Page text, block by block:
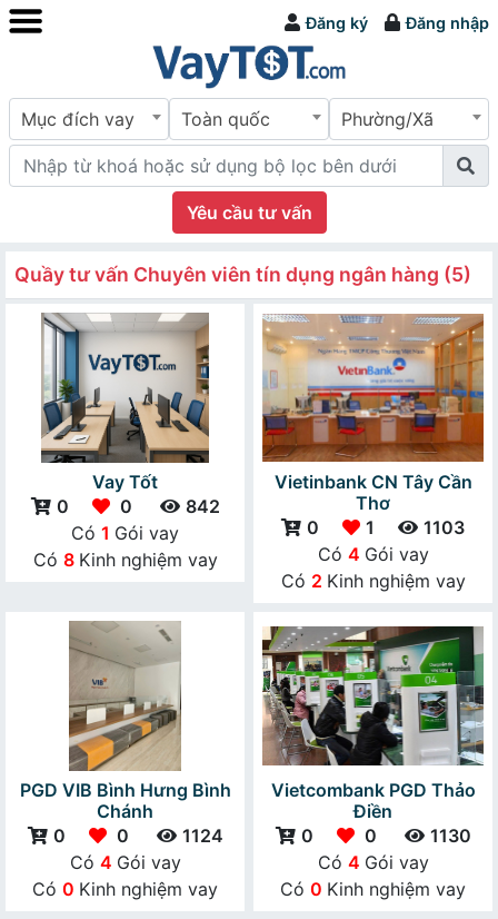
Đăng ký Đăng nhập
Mục đích vay Toàn quốc Phường/Xã
Yêu cầu tư vấn
Quầy tư vấn Chuyên viên tín dụng ngân hàng (5)
Vay Tốt
0
0
842
Có 1 Gói vay
Có 8 Kinh nghiệm vay
Vietinbank CN Tây Cần
Thơ
0
1
1103
Có 4 Gói vay
Có 2 Kinh nghiệm vay
PGD VIB Bình Hưng Bình
Chánh
0
0
1124
Có 4 Gói vay
Có 0 Kinh nghiệm vay
Vietcombank PGD Thảo
Điền
0
0
1130
Có 4 Gói vay
Có 0 Kinh nghiệm vay